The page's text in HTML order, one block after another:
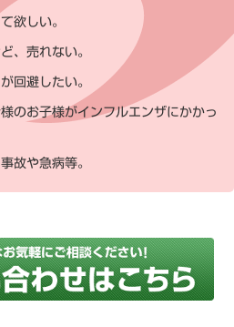
欲しい。
、売れない。
回避したい。
のお子様がインフルエンザにかかっ
故や急病等。